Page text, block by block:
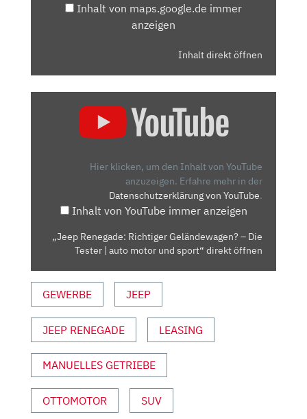
Inhalt von maps.google.de immer
anzeigen
Inhalt direkt öffnen
RENEGADE:
RICHTIGER
AUTO
SPORT“
VON
ANZEIGEN
Hier klicken, um den Inhalt von YouTube
anzuzeigen. Erfahre mehr in der
Datenschutzerklärung von YouTube.
Inhalt von YouTube immer anzeigen
„Jeep Renegade: Richtiger Geländewagen? – Die
Tester | auto motor und sport“ direkt öffnen
GEWERBE JEEP
JEEP RENEGADE LEASING
MANUELLES GETRIEBE
OTTOMOTOR SUV